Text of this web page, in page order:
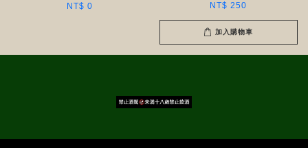
NT$ 0 NT$ 250
加入購物車